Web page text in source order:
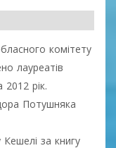
комітету
лауреатів
2012 рік.
Потушняка
за книгу